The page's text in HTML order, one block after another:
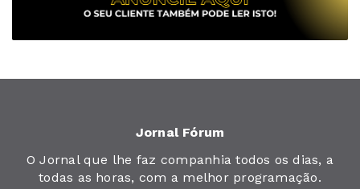
Jornal Fórum
O Jornal que lhe faz companhia todos os dias, a
todas as horas, com a melhor programação.